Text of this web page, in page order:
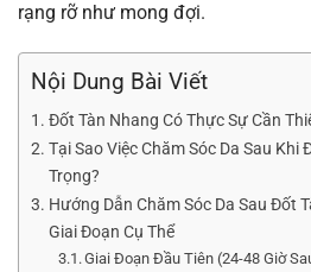
rạng rỡ như mong đợi.
Nội Dung Bài Viết
Đốt Tàn Nhang Có Thực Sự Cần
Tại Sao Việc Chăm Sóc Da Sau Khi
Trọng?
Hướng Dẫn Chăm Sóc Da Sau Đốt
Giai Đoạn Cụ Thể
Giai Đoạn Đầu Tiên (24-48 Giờ